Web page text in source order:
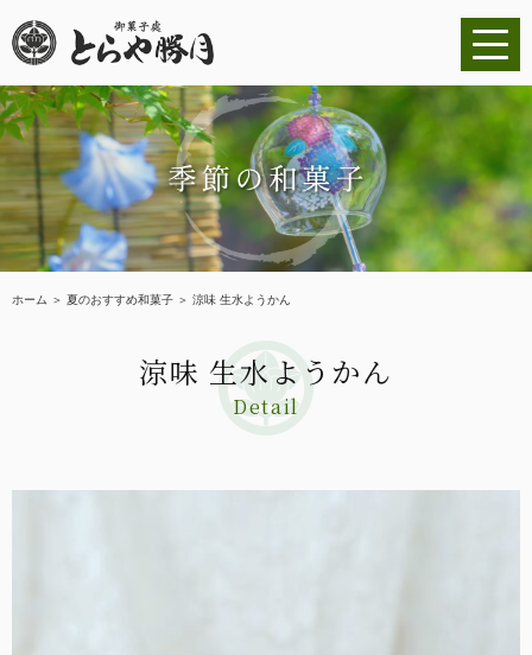
ホーム ＞ 夏のおすすめ和菓子 ＞ 涼味 生水ようかん
涼味 生水ようかん
Detail
ホーム
ごあいさつ
商品紹介
ショッピングサイト